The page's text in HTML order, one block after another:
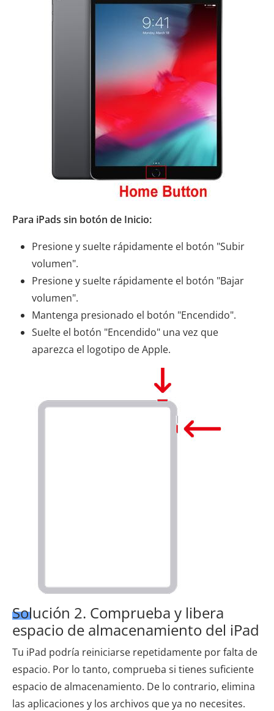
Para iPads sin botón de Inicio:
Presione y suelte rápidamente el botón "Subir
volumen".
Presione y suelte rápidamente el botón "Bajar
volumen".
Mantenga presionado el botón "Encendido".
Suelte el botón "Encendido" una vez que
aparezca el logotipo de Apple.
Solución 2. Comprueba y libera
espacio de almacenamiento del iPad
Tu iPad podría reiniciarse repetidamente por falta de
espacio. Por lo tanto, comprueba si tienes suficiente
espacio de almacenamiento. De lo contrario, elimina
las aplicaciones y los archivos que ya no necesites.